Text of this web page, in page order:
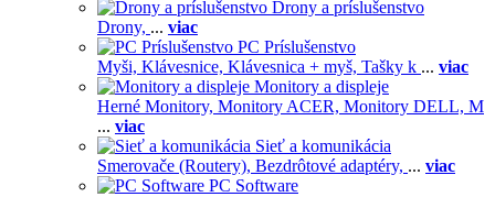
Drony a príslušenstvo
Drony, ... viac
PC Príslušenstvo
Myši, Klávesnice, Klávesnica + myš, Tašky k ... viac
Monitory a displeje
Herné Monitory, Monitory ACER, Monitory DELL, M
... viac
Sieť a komunikácia
Smerovače (Routery), Bezdrôtové adaptéry, ... viac
PC Software